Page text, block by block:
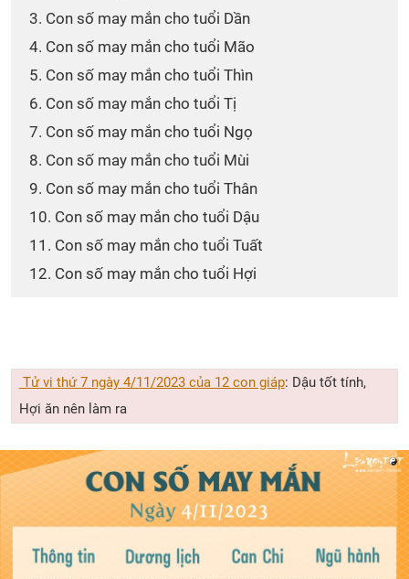
3. Con số may mắn cho tuổi Dần
4. Con số may mắn cho tuổi Mão
5. Con số may mắn cho tuổi Thìn
6. Con số may mắn cho tuổi Tị
7. Con số may mắn cho tuổi Ngọ
8. Con số may mắn cho tuổi Mùi
9. Con số may mắn cho tuổi Thân
10. Con số may mắn cho tuổi Dậu
11. Con số may mắn cho tuổi Tuất
12. Con số may mắn cho tuổi Hợi
Tử vi thứ 7 ngày 4/11/2023 của 12 con giáp: Dậu tốt tính,
Hợi ăn nên làm ra